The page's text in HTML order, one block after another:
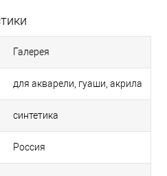
Галерея
для акварели, гуаши, акрила
синтетика
Россия